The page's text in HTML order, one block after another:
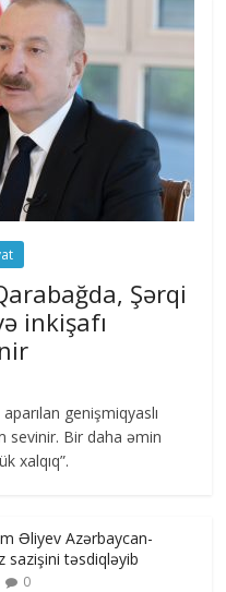
Şərqi
inkişafı
genişmiqyaslı
sevinir. Bir daha əmin
xalqıq”.
Əliyev Azərbaycan-
sazişini təsdiqləyib
0